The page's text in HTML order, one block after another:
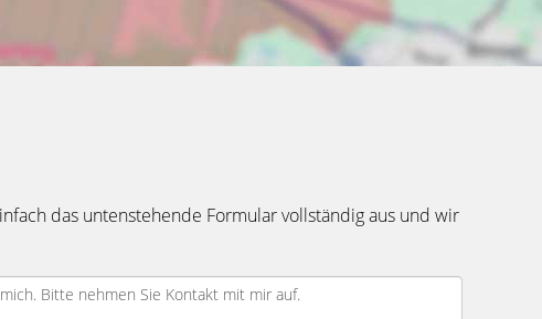
das untenstehende Formular vollständig aus und wir